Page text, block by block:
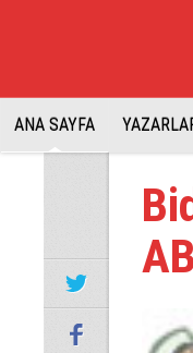
ANA SAYFA